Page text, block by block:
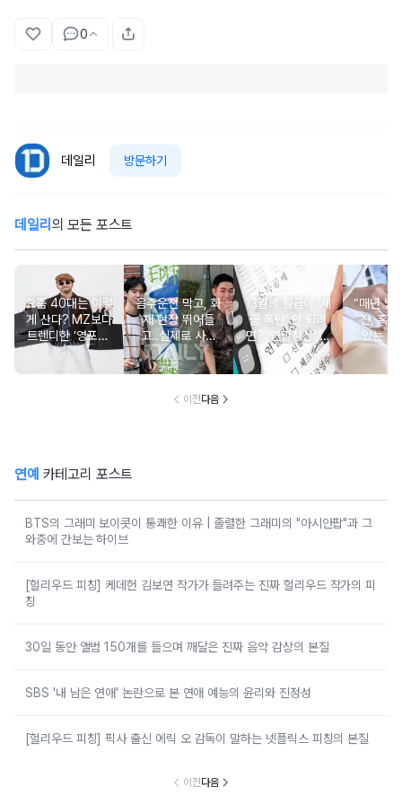
0
데일리 방문하기
데일리 의 모든 포스트
요즘 40대는 이렇
게 산다? MZ보다
트렌디한 ‘영포티’
분석
음주운전 막고, 화
재 현장 뛰어들
고..실제로 사람
구한 연예인 10
13월의 월급이 '세
금 폭탄' 안 되려
면? '연말정산' 핵
심 꿀팁 A to Z
“매년 받
진, 혹시
있는 건
요?”
이전다음
연예 카테고리 포스트
BTS의 그래미 보이콧이 통쾌한 이유 | 졸렬한 그래미의 "아시안팝"과 그
와중에 간보는 하이브
[헐리우드 피칭] 케데헌 김보연 작가가 들려주는 진짜 헐리우드 작가의 피
칭
30일 동안 앨범 150개를 들으며 깨달은 진짜 음악 감상의 본질
SBS '내 남은 연애' 논란으로 본 연애 예능의 윤리와 진정성
[헐리우드 피칭] 픽사 출신 에릭 오 감독이 말하는 넷플릭스 피칭의 본질
이전다음